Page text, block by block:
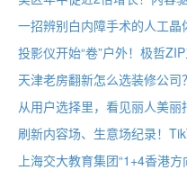
一招辨别白内障手术的人工晶
从用户选择里，看见丽人美丽
上海交大教育集团“1+4香港方